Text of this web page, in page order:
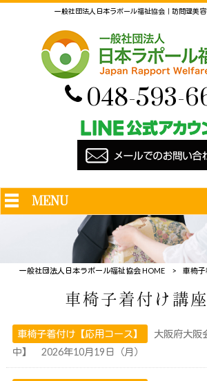
一般社団法人日本ラポール福祉協会｜訪問理美
048-593-
MENU
一般社団法人日本ラポール福祉協会 HOME > 車椅
車椅子着付け講
車椅子着付け【応用コース】
大阪府大
中】 2026年10月19日（月）